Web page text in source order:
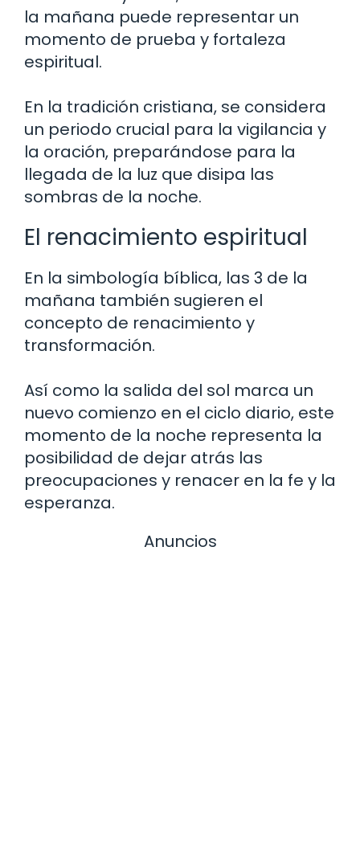
la mañana puede representar un
momento de prueba y fortaleza
espiritual.
En la tradición cristiana, se considera
un periodo crucial para la vigilancia y
la oración, preparándose para la
llegada de la luz que disipa las
sombras de la noche.
El renacimiento espiritual
En la simbología bíblica, las 3 de la
mañana también sugieren el
concepto de renacimiento y
transformación.
Así como la salida del sol marca un
nuevo comienzo en el ciclo diario, este
momento de la noche representa la
posibilidad de dejar atrás las
preocupaciones y renacer en la fe y la
esperanza.
Anuncios